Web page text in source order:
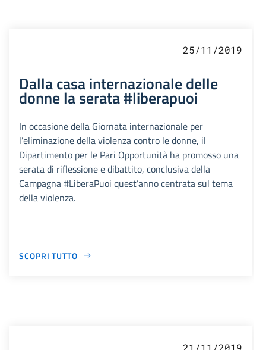
25/11/2019
Dalla casa internazionale delle
donne la serata #liberapuoi
In occasione della Giornata internazionale per
l’eliminazione della violenza contro le donne, il
Dipartimento per le Pari Opportunità ha promosso una
serata di riflessione e dibattito, conclusiva della
Campagna #LiberaPuoi quest’anno centrata sul tema
della violenza.
SCOPRI TUTTO
21/11/2019